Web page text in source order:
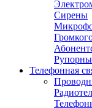
Сирены
Телефонная